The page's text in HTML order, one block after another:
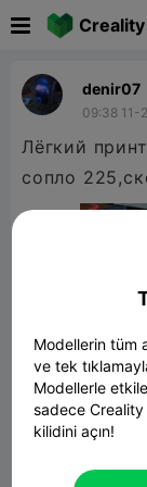
denir07
09:38 11-
Лёгкий
сопло
Modellerin tüm
ve tek
Modellerle
sadece
kilidini açın!